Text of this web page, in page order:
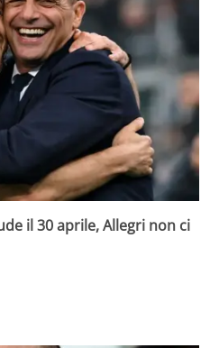
il 30 aprile, Allegri non ci